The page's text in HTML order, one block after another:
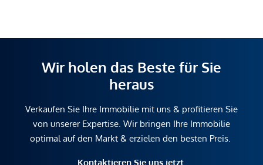
Wir holen das Beste für Sie
heraus
Verkaufen Sie Ihre Immobilie mit uns & profitieren Sie
von unserer Expertise. Wir bringen Ihre Immobilie
optimal auf den Markt & erzielen den besten Preis.
Kontaktieren Sie uns jetzt.